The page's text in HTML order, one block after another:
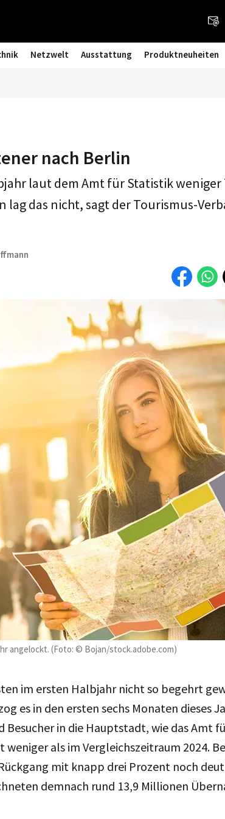
Netzwelt Ausstattung Produktneuheiten
nach Berlin
angelockt. (Foto: © Bojan/stock.adobe.com)
laut dem Amt für Statistik
lag das nicht, sagt der Tourismus-
im ersten Halbjahr nicht so begehrt
es in den ersten sechs Monaten dieses
Besucher in die Hauptstadt, wie das Amt
als im Vergleichszeitraum 2024.
mit knapp drei Prozent noch
demnach rund 13,9 Millionen